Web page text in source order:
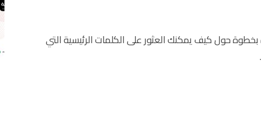
حول كيف يمكنك العثور على الكلمات الرئيسية التي